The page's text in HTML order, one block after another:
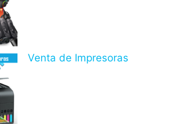
Venta de Impresoras